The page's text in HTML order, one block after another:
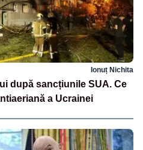
Ionuț Nichita
după sancțiunile SUA. Ce
a Ucrainei